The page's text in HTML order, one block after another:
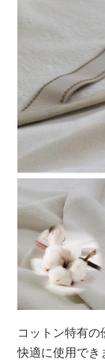
コットン特有
快適に使用でき